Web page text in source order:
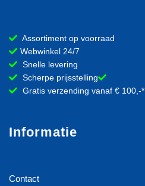
Assortiment op voorraad
Webwinkel 24/7
Snelle levering
Scherpe prijsstelling
Gratis verzending vanaf € 100,-*
Informatie
Contact